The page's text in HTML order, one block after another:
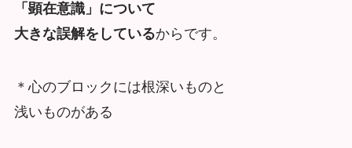
「顕在意識」について
大きな誤解をしているからです。
＊心のブロックには根深いものと
浅いものがある